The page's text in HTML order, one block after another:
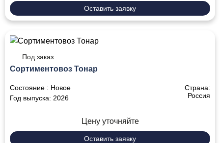
Оставить заявку
Под заказ
Сортиментовоз Тонар
Состояние : Новое
Страна:
Россия
Год выпуска: 2026
Цену уточняйте
Оставить заявку